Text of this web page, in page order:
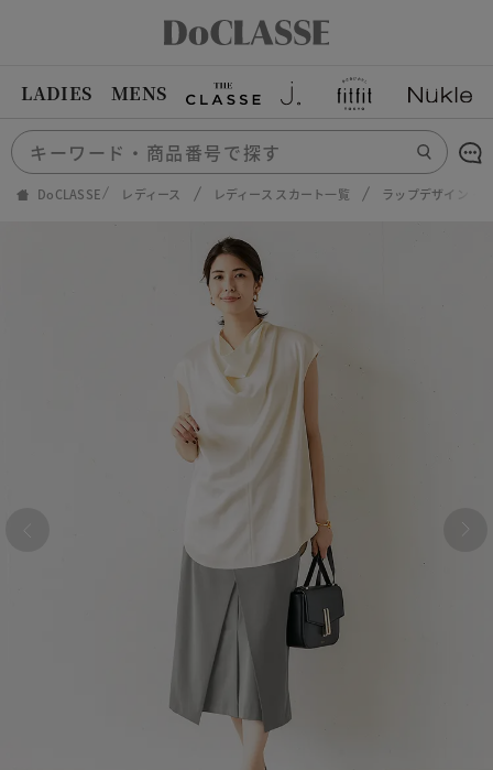
LADIES MENS
DoCLASSE レディース レディース スカート一覧 ラップデザイン・